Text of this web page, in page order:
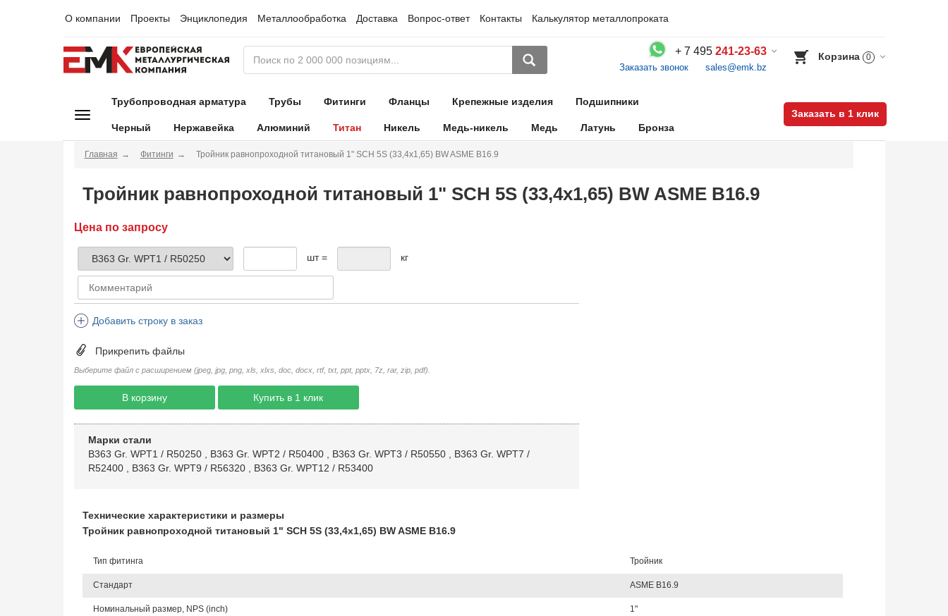
О компании Проекты Энциклопедия Металлообработка Доставка Вопрос-ответ Контакты Калькулятор металлопроката
+ 7 495 241-23-63
Заказать звонок sales@emk.bz
Корзина 0
Трубопроводная арматура Трубы Фитинги Фланцы Крепежные изделия Подшипники
Черный Нержавейка Алюминий Титан Никель Медь-никель Медь Латунь Бронза
Заказать в 1 клик
Главная Фитинги Тройник равнопроходной титановый 1" SCH 5S (33,4х1,65) BW ASME B16.9
Тройник равнопроходной титановый 1" SCH 5S (33,4х1,65) BW ASME B16.9
Цена по запросу
шт = кг
Добавить строку в заказ
Прикрепить файлы
Выберите файл с расширением (jpeg, jpg, png, xls, xlxs, doc, docx, rtf, txt, ppt, pptx, 7z, rar, zip, pdf).
В корзину Купить в 1 клик
Марки стали
B363 Gr. WPT1 / R50250, B363 Gr. WPT2 / R50400, B363 Gr. WPT3 / R50550, B363 Gr. WPT7 /
R52400, B363 Gr. WPT9 / R56320, B363 Gr. WPT12 / R53400
Технические характеристики и размеры
Тройник равнопроходной титановый 1" SCH 5S (33,4х1,65) BW ASME B16.9
Тип фитинга Тройник
Стандарт ASME B16.9
Номинальный размер, NPS (inch) 1"